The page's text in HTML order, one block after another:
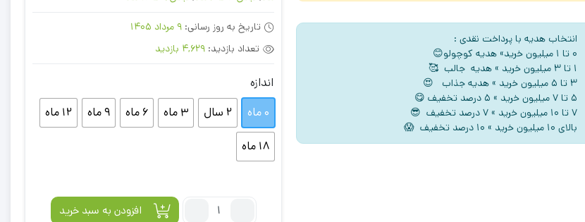
انتخاب هدیه با پرداخت نقدی :
۰ تا ۱ میلیون خرید» هدیه کوچولو😊
۱ تا ۳ میلیون خرید » هدیه جالب 🥰
۳ تا ۵ میلیون خرید » هدیه جذاب 😍
5 تا ۷ میلیون خرید » ۵ درصد تخفیف 😋
۷ تا ۱۰ میلیون خرید » ۷ درصد تخفیف 😎
بالای ۱۰ میلیون خرید » ۱۰ درصد تخفیف 😱
تاریخ به روز رسانی: 9 مرداد 1405
تعداد بازدید: 4,629 بازدید
اندازه
0 ماه
2 سال 3 ماه 6 ماه 9 ماه 12 ماه
18 ماه
تعداد:
افزودن به سبد خرید